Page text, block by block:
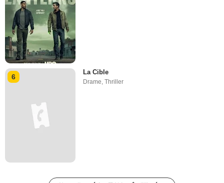
6
La Cible
Drame,Thriller